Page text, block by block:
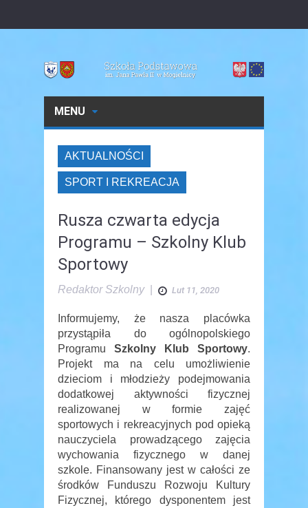
MENU
AKTUALNOŚCI
SPORT I REKREACJA
Rusza czwarta edycja
Programu – Szkolny Klub
Sportowy
Redaktor Szkolny| Lut 11, 2020
Informujemy, że nasza placówka
przystąpiła do ogólnopolskiego
Programu Szkolny Klub Sportowy.
Projekt ma na celu umożliwienie
dzieciom i młodzieży podejmowania
dodatkowej aktywności fizycznej
realizowanej w formie zajęć
sportowych i rekreacyjnych pod opieką
nauczyciela prowadzącego zajęcia
wychowania fizycznego w danej
szkole. Finansowany jest w całości ze
środków Funduszu Rozwoju Kultury
Fizycznej, którego dysponentem jest